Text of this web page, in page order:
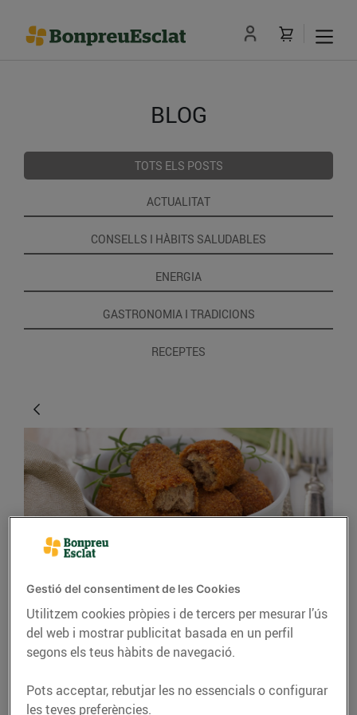
BLOG
TOTS ELS POSTS
ACTUALITAT
CONSELLS I HÀBITS SALUDABLES
ENERGIA
GASTRONOMIA I TRADICIONS
RECEPTES
CONSELLS I HÀBITS SALUDABLES
Idees per aprofitar les
sobres de Nadal
Gestió del consentiment de les Cookies
Utilitzem cookies pròpies i de tercers per mesurar l’ús
del web i mostrar publicitat basada en un perfil
segons els teus hàbits de navegació.
Pots acceptar, rebutjar les no essencials o configurar
les teves preferències.